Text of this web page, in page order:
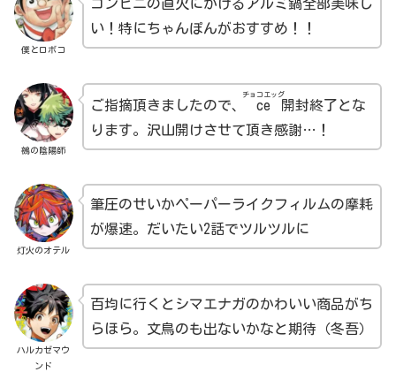
僕とロボコ
コンビニの直火にかけるアルミ鍋全部美味し
い！特にちゃんぽんがおすすめ！！
鵺の陰陽師
ご指摘頂きましたので、 ce
チョコエッグ
開封終了とな
ります。沢山開けさせて頂き感謝…！
灯火のオテル
筆圧のせいかペーパーライクフィルムの摩耗
が爆速。だいたい2話でツルツルに
ハルカゼマウ
ンド
百均に行くとシマエナガのかわいい商品がち
らほら。文鳥のも出ないかなと期待（冬吾）